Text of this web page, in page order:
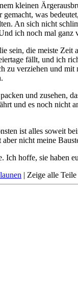
kleinen
was
An sich nicht
ich noch mal
sein, die meiste
fällt, und ich
zu verziehen und
und zusehen,
und es noch nicht
ist alles soweit
nicht meine
hoffe, sie haben
| Zeige alle Teile